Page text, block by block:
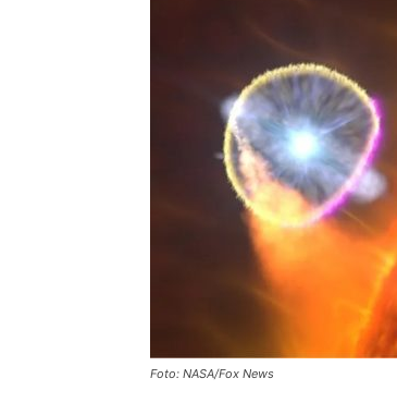
Foto: NASA/Fox News